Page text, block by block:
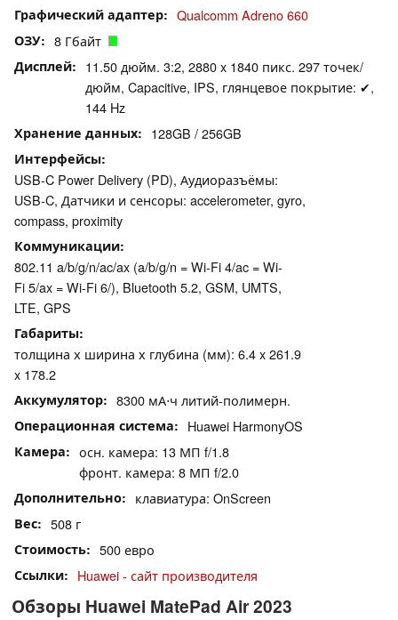
Графический адаптер Qualcomm Adreno 660
ОЗУ 8 Гбайт
Дисплей
11.50 дюйм. 3:2, 2880 x 1840 пикс. 297 точек/
дюйм, Capacitive, IPS, глянцевое покрытие: ✔,
144 Hz
Хранение данных 128GB / 256GB
Интерфейсы
USB-C Power Delivery (PD), Аудиоразъёмы:
USB-C, Датчики и сенсоры: accelerometer, gyro,
compass, proximity
Коммуникации
802.11 a/b/g/n/ac/ax (a/b/g/n = Wi-Fi 4/ac = Wi-
Fi 5/ax = Wi-Fi 6/), Bluetooth 5.2, GSM, UMTS,
LTE, GPS
Габариты
толщина х ширина х глубина (мм): 6.4 x 261.9
x 178.2
Аккумулятор 8300 мА⋅ч литий-полимерн.
Операционная система Huawei HarmonyOS
Камера
осн. камера: 13 МП f/1.8
фронт. камера: 8 МП f/2.0
Дополнительно клавиатура: OnScreen
Вес 508 г
Стоимость 500 евро
Ссылки Huawei - сайт производителя
Обзоры Huawei MatePad Air 2023